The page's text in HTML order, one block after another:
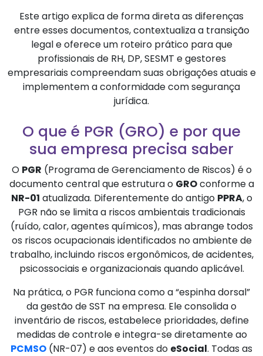
Este artigo explica de forma direta as diferenças
entre esses documentos, contextualiza a transição
legal e oferece um roteiro prático para que
profissionais de RH, DP, SESMT e gestores
empresariais compreendam suas obrigações atuais e
implementem a conformidade com segurança
jurídica.
O que é PGR (GRO) e por que
sua empresa precisa saber
O PGR (Programa de Gerenciamento de Riscos) é o
documento central que estrutura o GROconforme a
NR-01 atualizada. Diferentemente do antigo PPRA, o
PGR não se limita a riscos ambientais tradicionais
(ruído, calor, agentes químicos), mas abrange todos
os riscos ocupacionais identificados no ambiente de
trabalho, incluindo riscos ergonômicos, de acidentes,
psicossociais e organizacionais quando aplicável.
Na prática, o PGR funciona como a “espinha dorsal”
da gestão de SST na empresa. Ele consolida o
inventário de riscos, estabelece prioridades, define
medidas de controle e integra-se diretamente ao
PCMSO (NR-07) e aos eventos do eSocial. Todas as